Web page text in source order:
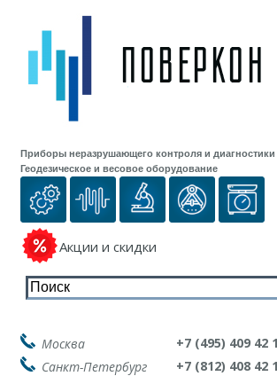
Приборы неразрушающего контроля и диагностики
Геодезическое и весовое оборудование
Акции и скидки
Москва
+7 (495) 409 42
Санкт-Петербург
+7 (812) 408 42